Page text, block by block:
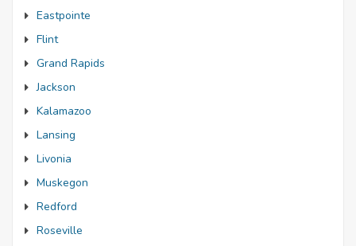
Eastpointe
Flint
Grand Rapids
Jackson
Kalamazoo
Lansing
Livonia
Muskegon
Redford
Roseville